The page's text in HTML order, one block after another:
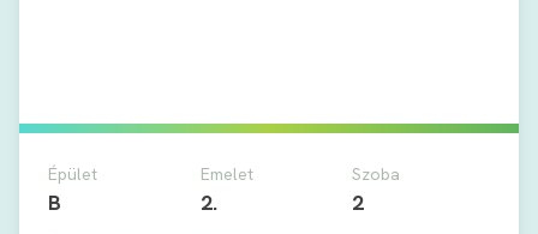
Épület
B
Emelet
2.
Szoba
2